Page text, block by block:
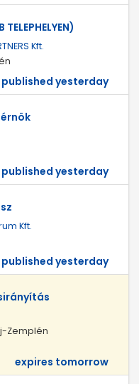
TELEPHELYEN)
Kft.
published yesterday
published yesterday
Kft.
published yesterday
Zemplén
expires tomorrow